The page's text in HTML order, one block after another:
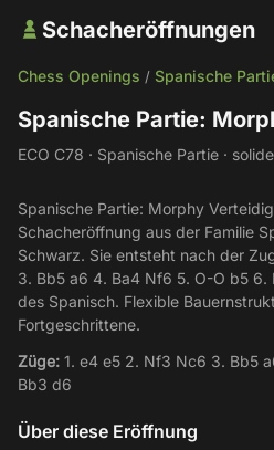
Schacheröffnungen
Chess Openings / Spanische
Spanische Partie:
ECO C78 · Spanische Partie ·
Spanische Partie: Morphy
Schacheröffnung aus der Familie
Schwarz. Sie entsteht nach der
3. Bb5 a6 4. Ba4 Nf6 5. O-O b5 6.
des Spanisch. Flexible
Fortgeschrittene.
Züge: 1. e4 e5 2. Nf3 Nc6 3. Bb5
Bb3 d6
Über diese Eröffnung